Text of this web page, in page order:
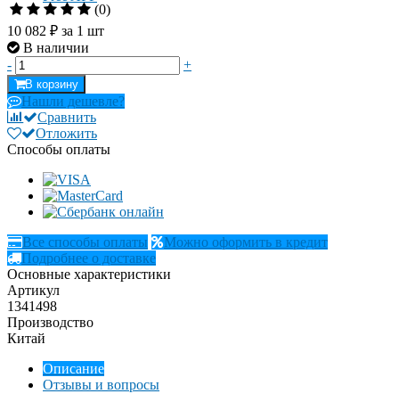
(0)
10 082 ₽ за 1 шт
В наличии
-
+
В корзину
Нашли дешевле?
Сравнить
Отложить
Способы оплаты
Все способы оплаты
Можно оформить в кредит
Подробнее о доставке
Основные характеристики
Артикул
1341498
Производство
Китай
Описание
Отзывы и вопросы